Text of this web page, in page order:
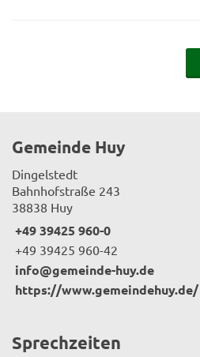
Gemeinde Huy
Dingelstedt
Bahnhofstraße 243
38838 Huy
+49 39425 960-0
+49 39425 960-42
info@gemeinde-huy.de
https://www.gemeindehuy.de/
Sprechzeiten